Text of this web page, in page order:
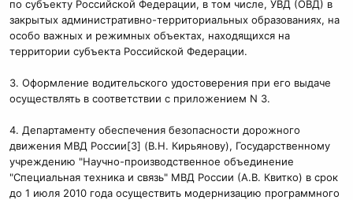
по субъекту Российской Федерации, в том числе, УВД (ОВД) в
закрытых административно-территориальных образованиях, на
особо важных и режимных объектах, находящихся на
территории субъекта Российской Федерации.
3. Оформление водительского удостоверения при его выдаче
осуществлять в соответствии с приложением N 3.
4. Департаменту обеспечения безопасности дорожного
движения МВД России[3] (В.Н. Кирьянову), Государственному
учреждению "Научно-производственное объединение
"Специальная техника и связь" МВД России (А.В. Квитко) в срок
до 1 июля 2010 года осуществить модернизацию программного